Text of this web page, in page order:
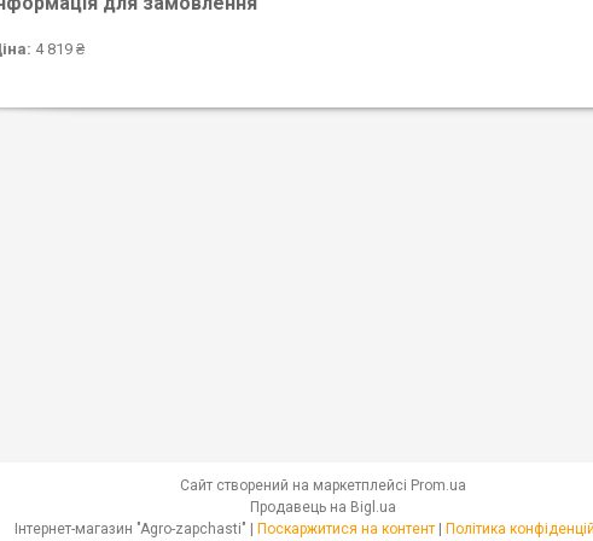
4 819 ₴
Сайт створений на маркетплейсі Prom.ua
Продавець на Bigl.ua
Поскаржитися на контент Політика